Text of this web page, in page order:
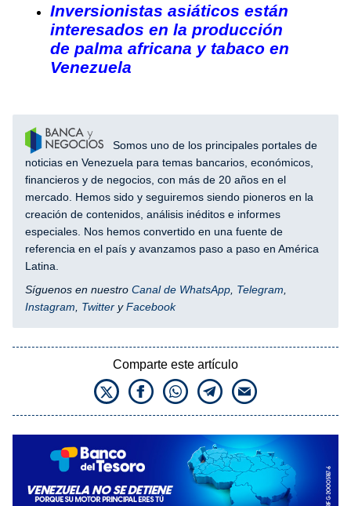
Inversionistas asiáticos están
interesados en la producción
de palma africana y tabaco en
Venezuela
Somos uno de los principales portales de
noticias en Venezuela para temas bancarios, económicos,
financieros y de negocios, con más de 20 años en el
mercado. Hemos sido y seguiremos siendo pioneros en la
creación de contenidos, análisis inéditos e informes
especiales. Nos hemos convertido en una fuente de
referencia en el país y avanzamos paso a paso en América
Latina.
Síguenos en nuestro Canal de WhatsApp Telegram
Instagram
Twitter yFacebook
Comparte este artículo